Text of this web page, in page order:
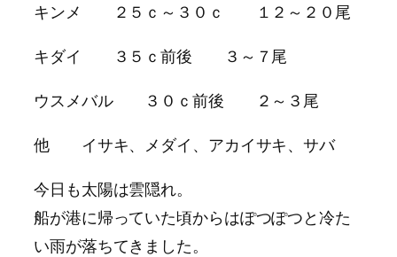
キンメ ２５ｃ～３０ｃ １２～２０尾
キダイ ３５ｃ前後 ３～７尾
ウスメバル ３０ｃ前後 ２～３尾
他 イサキ、メダイ、アカイサキ、サバ
今日も太陽は雲隠れ。
船が港に帰っていた頃からはぽつぽつと冷た
い雨が落ちてきました。